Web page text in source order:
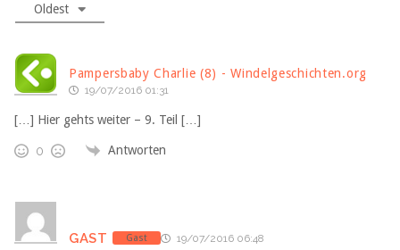
Oldest
Pampersbaby Charlie (8) - Windelgeschichten.org
19/07/2016 01:31
[…] Hier gehts weiter – 9. Teil […]
0 Antworten
GAST Gast 19/07/2016 06:48